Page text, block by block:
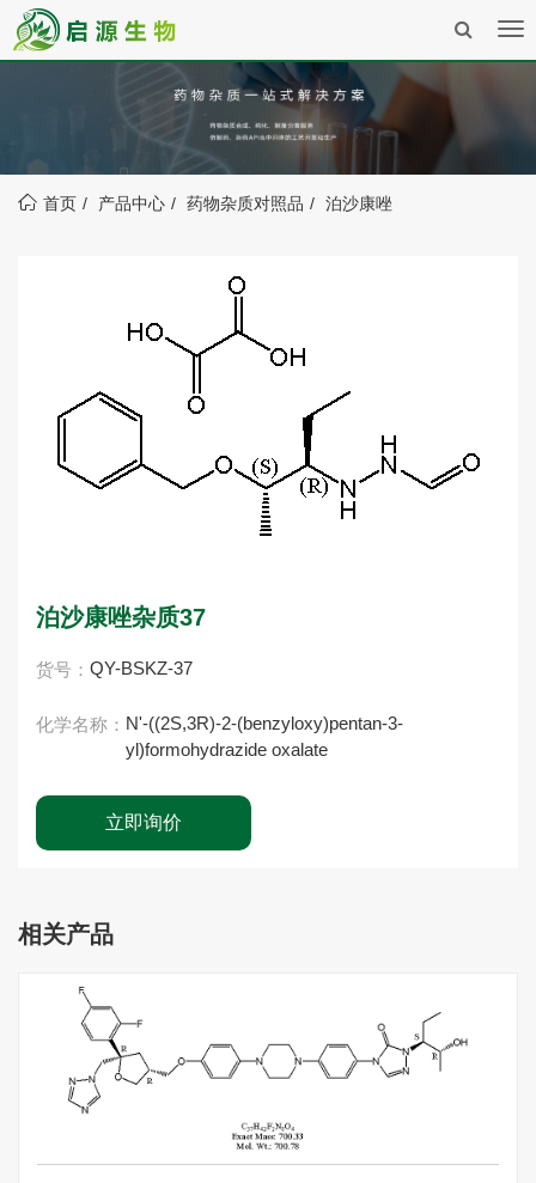
首页 产品中心 药物杂质对照品 泊沙康唑
泊沙康唑杂质37
货号： QY-BSKZ-37
化学名称： N'-((2S,3R)-2-(benzyloxy)pentan-3-
yl)formohydrazide oxalate
立即询价
相关产品